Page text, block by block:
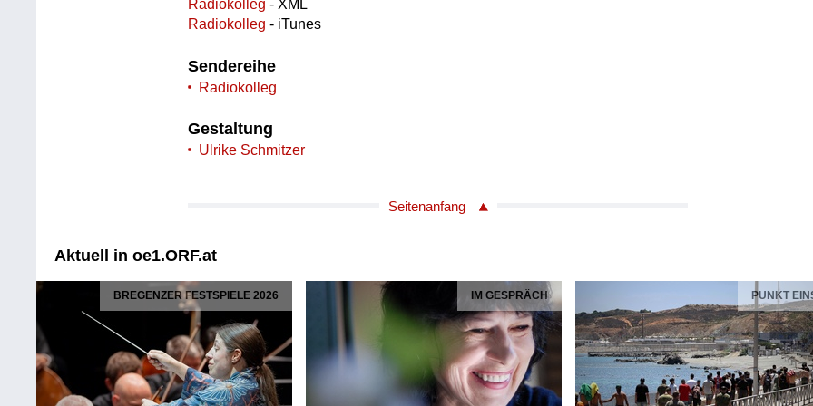
Radiokolleg - XML
Radiokolleg - iTunes
Sendereihe
Radiokolleg
Gestaltung
Ulrike Schmitzer
Seitenanfang
Aktuell in oe1.ORF.at
BREGENZER FESTSPIELE 2026 IM GESPRÄCH PUNKT